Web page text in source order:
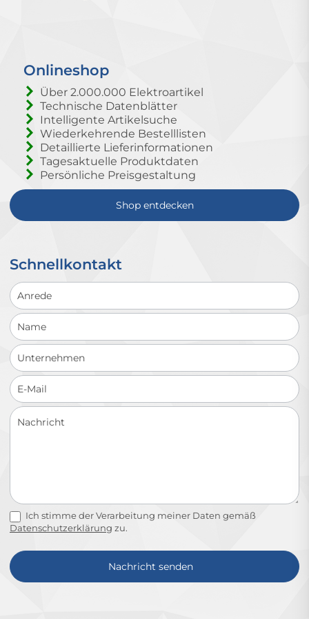
Onlineshop
Über 2.000.000 Elektroartikel
Technische Datenblätter
Intelligente Artikelsuche
Wiederkehrende Bestelllisten
Detaillierte Lieferinformationen
Tagesaktuelle Produktdaten
Persönliche Preisgestaltung
Shop entdecken
Schnellkontakt
Schnellkontakt
Ich stimme der Verarbeitung meiner Daten gemäß
Datenschutzerklärung zu.
Nachricht senden